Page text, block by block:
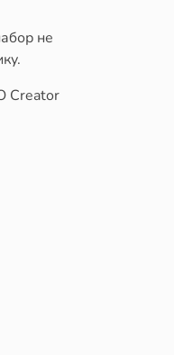
не
Creator